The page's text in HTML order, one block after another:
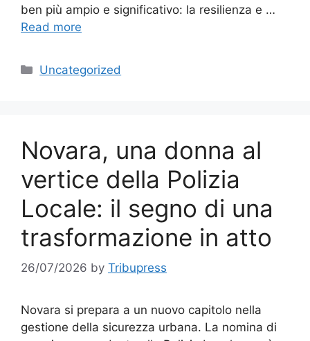
ben più ampio e significativo: la resilienza e …
Read more
Categories
Uncategorized
Novara, una donna al
vertice della Polizia
Locale: il segno di una
trasformazione in atto
26/07/2026 by Tribupress
Novara si prepara a un nuovo capitolo nella
gestione della sicurezza urbana. La nomina di